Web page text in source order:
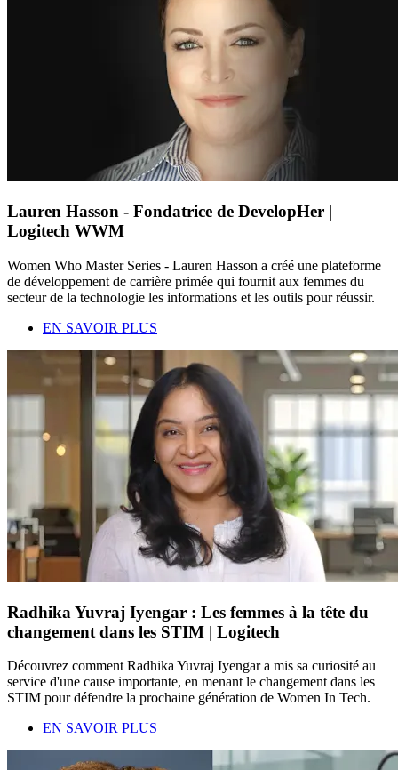
Lauren Hasson - Fondatrice de DevelopHer |
Logitech WWM
Women Who Master Series - Lauren Hasson a créé une plateforme
de développement de carrière primée qui fournit aux femmes du
secteur de la technologie les informations et les outils pour réussir.
EN SAVOIR PLUS
Radhika Yuvraj Iyengar : Les femmes à la tête du
changement dans les STIM | Logitech
Découvrez comment Radhika Yuvraj Iyengar a mis sa curiosité au
service d'une cause importante, en menant le changement dans les
STIM pour défendre la prochaine génération de Women In Tech.
EN SAVOIR PLUS